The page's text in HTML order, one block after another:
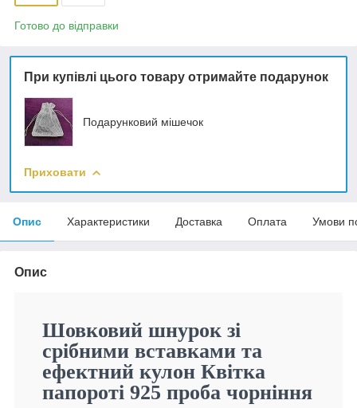
Готово до відправки
При купівлі цього товару отримайте подарунок
Подарунковий мішечок
Приховати
Опис Характеристики Доставка Оплата Умови
Опис
Шовковий шнурок зі
срібними вставками та
ефектний кулон Квітка
папороті 925 проба чорніння